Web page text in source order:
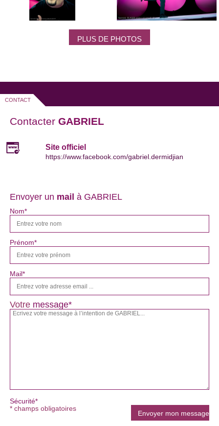
PLUS DE PHOTOS
CONTACT
Contacter GABRIEL
Site officiel
https://www.facebook.com/gabriel.dermidjian
Envoyer un mail à GABRIEL
Nom*
Prénom*
Mail*
Votre message*
Sécurité*
* champs obligatoires